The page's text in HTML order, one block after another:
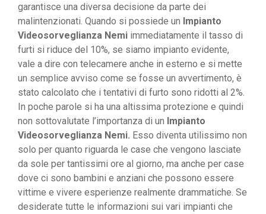
garantisce una diversa decisione da parte dei
malintenzionati. Quando si possiede un Impianto
Videosorveglianza Nemi immediatamente il tasso di
furti si riduce del 10%, se siamo impianto evidente,
vale a dire con telecamere anche in esterno e si mette
un semplice avviso come se fosse un avvertimento, è
stato calcolato che i tentativi di furto sono ridotti al 2%.
In poche parole si ha una altissima protezione e quindi
non sottovalutate l’importanza di un Impianto
Videosorveglianza Nemi. Esso diventa utilissimo non
solo per quanto riguarda le case che vengono lasciate
da sole per tantissimi ore al giorno, ma anche per case
dove ci sono bambini e anziani che possono essere
vittime e vivere esperienze realmente drammatiche. Se
desiderate tutte le informazioni sui vari impianti che